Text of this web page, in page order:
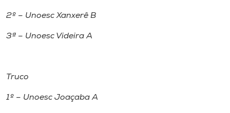
2º – Unoesc Xanxerê B
3ª – Unoesc Videira A
Truco
1º – Unoesc Joaçaba A